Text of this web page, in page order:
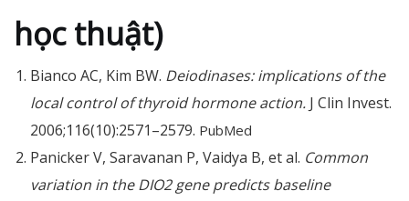
học thuật)
Bianco AC, Kim BW. Deiodinases: implications of the
local control of thyroid hormone action. J Clin Invest.
2006;116(10):2571–2579. PubMed
Panicker V, Saravanan P, Vaidya B, et al. Common
variation in the DIO2 gene predicts baseline